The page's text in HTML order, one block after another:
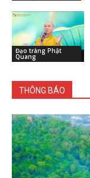
Đạo tràng Phật
Quang
THÔNG BÁO